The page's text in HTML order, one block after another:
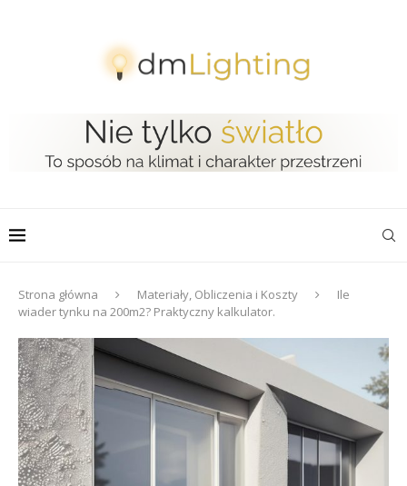
Strona główna Materiały, Obliczenia i Koszty
Ile
wiader tynku na 200m2? Praktyczny kalkulator.